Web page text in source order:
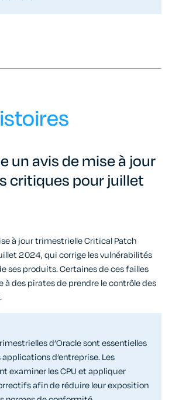
un avis de mise à jour
critiques pour juillet
à jour trimestrielle Critical Patch
2024, qui corrige les vulnérabilités
ses produits. Certaines de ces failles
des pirates de prendre le contrôle des
d’Oracle sont essentielles
d’entreprise. Les
examiner les CPU et appliquer
afin de réduire leur exposition